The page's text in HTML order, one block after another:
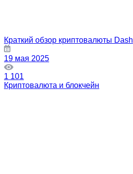
Краткий обзор криптовалюты Dash
19 мая 2025
1 101
Криптовалюта и блокчейн